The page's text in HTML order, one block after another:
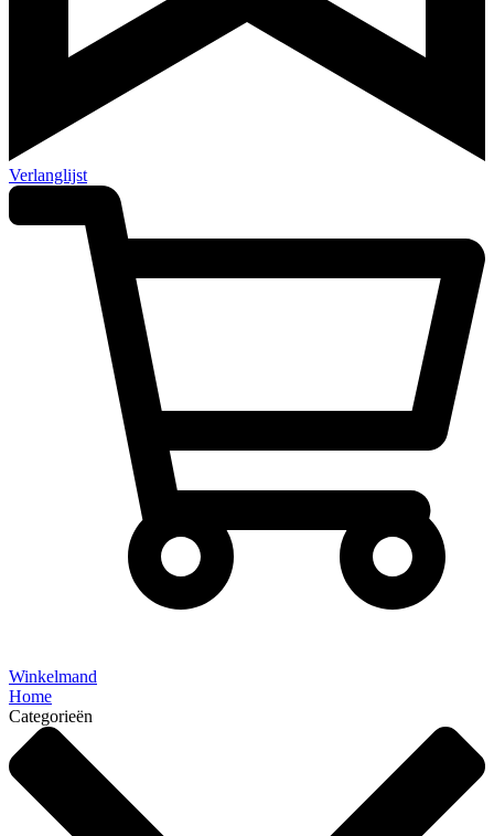
Verlanglijst
Winkelmand
Home
Categorieën